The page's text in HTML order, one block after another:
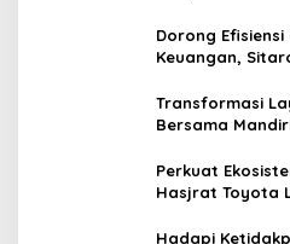
Dorong
Keuangan,
Transformasi
Bersama
Kepulauan
Perkuat
Hasjrat Toyota
Hadapi